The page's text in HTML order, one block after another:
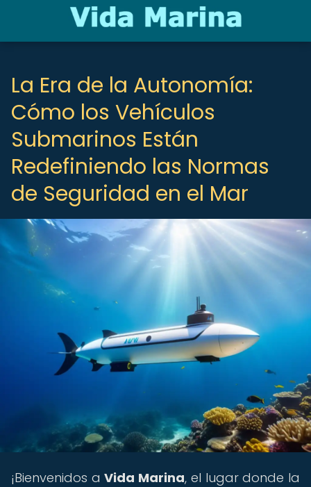
La Era de la Autonomía:
Cómo los Vehículos
Submarinos Están
Redefiniendo las Normas
de Seguridad en el Mar
¡Bienvenidos aVida Marina, el lugar donde la